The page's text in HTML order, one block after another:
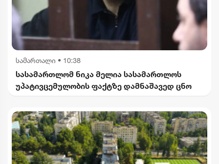
სამართალი • 10:38
სასამართლომ ნიკა მელია სასამართლოს
უპატივცემულობის ფაქტზე დამნაშავედ ცნო